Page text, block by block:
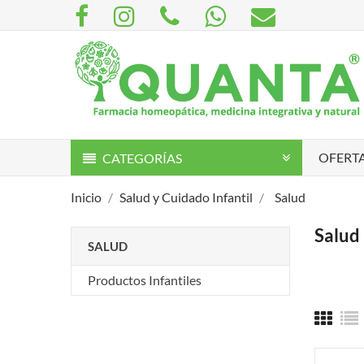
CATEGORÍAS
Inicio Salud y Cuidado Infantil Salud
SALUD
Productos Infantiles
Salud